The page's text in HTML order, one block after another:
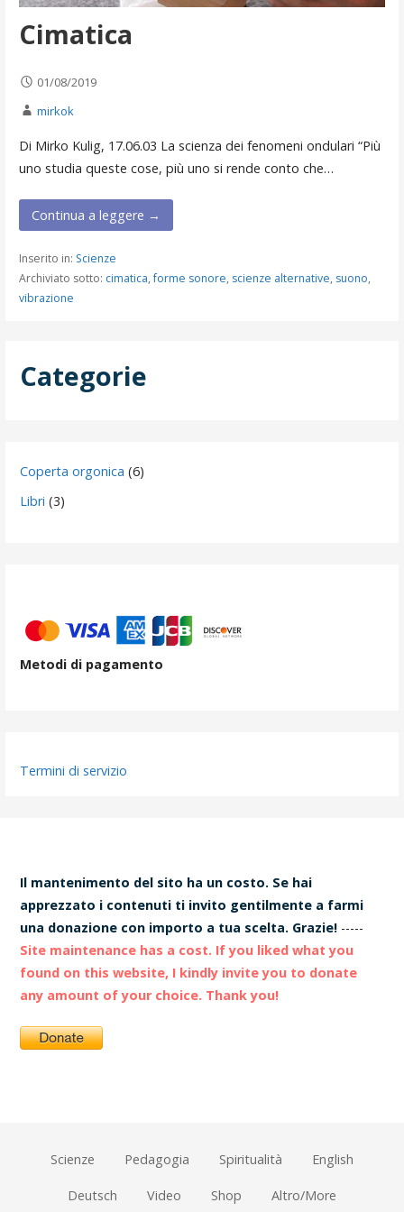
Cimatica
01/08/2019
mirkok
Di Mirko Kulig, 17.06.03 La scienza dei fenomeni ondulari “Più
uno studia queste cose, più uno si rende conto che…
Continua a leggere →
Inserito in: Scienze
Archiviato sotto: cimatica,forme sonore, scienze alternative, suono,
vibrazione
Categorie
Coperta orgonica 66
Libri 33
Metodi di pagamento
Termini di servizio
Il mantenimento del sito ha un costo. Se hai
apprezzato i contenuti ti invito gentilmente a farmi
una donazione con importo a tua scelta. Grazie! -----
Site maintenance has a cost. If you liked what you
found on this website, I kindly invite you to donate
any amount of your choice. Thank you!
Scienze Pedagogia Spiritualità English
Deutsch Video Shop Altro/More